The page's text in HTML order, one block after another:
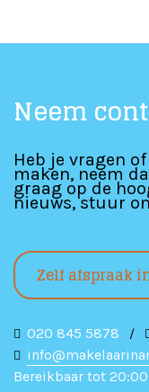
Neem
Heb je vragen
maken, neem
graag op de
nieuws, stuur
Zelf afspraak
020 845 5878 /
Bereikbaar tot 20:00